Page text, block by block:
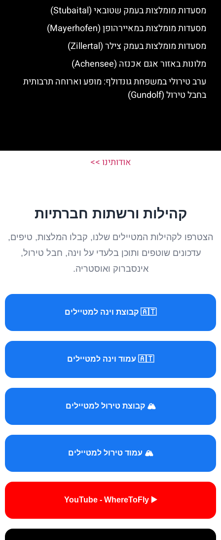
מסעדות מומלצות בעמק שטובאי (Stubaital)
מסעדות מומלצות במאיירהופן (Mayerhofen)
מסעדות מומלצות בעמק צילר (Zillertal)
מלונות באזור אגם אכנזה (Achensee)
ערב טירולי במשפחת גונדולף: מופע וארוחה תרבותית
בחבל טירול (Gundolf)
אודותינו >>
קהילות ורשתות חברתיות
הצטרפו לקהילות המטיילים שלנו, קבלו המלצות, טיפים,
עדכונים שוטפים ותוכן בלעדי על וינה, חבל טירול,
אינסברוק ואוסטריה.
🇦🇹 קבוצת וינה למטיילים
🇦🇹 עמוד וינה למטיילים
🏔️ קבוצת טירול למטיילים
🏔️ עמוד טירול למטיילים
▶️ YouTube - WhereToFly